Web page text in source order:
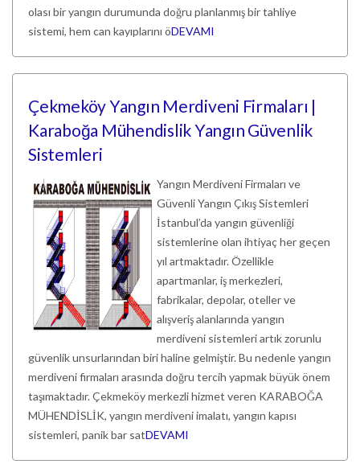
olası bir yangın durumunda doğru planlanmış bir tahliye
sistemi, hem can kayıplarını öDEVAMI
Çekmeköy Yangın Merdiveni Firmaları |
Karaboğa Mühendislik Yangın Güvenlik
Sistemleri
Yangın Merdiveni Firmaları ve
Güvenli Yangın Çıkış Sistemleri
İstanbul’da yangın güvenliği
sistemlerine olan ihtiyaç her geçen
yıl artmaktadır. Özellikle
apartmanlar, iş merkezleri,
fabrikalar, depolar, oteller ve
alışveriş alanlarında yangın
merdiveni sistemleri artık zorunlu
güvenlik unsurlarından biri haline gelmiştir. Bu nedenle yangın
merdiveni firmaları arasında doğru tercih yapmak büyük önem
taşımaktadır. Çekmeköy merkezli hizmet veren KARABOĞA
MÜHENDİSLİK, yangın merdiveni imalatı, yangın kapısı
sistemleri, panik bar satDEVAMI